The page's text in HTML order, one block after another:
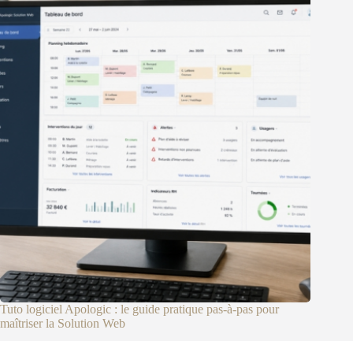
Tuto logiciel Apologic : le guide pratique pas-à-pas pour
maîtriser la Solution Web